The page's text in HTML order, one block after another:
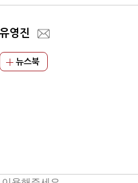
유영진
뉴스북